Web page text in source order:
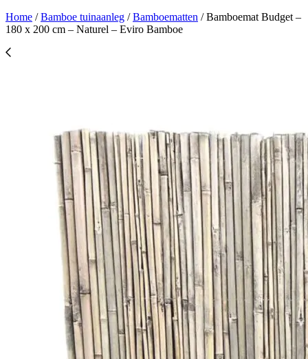
Home /Bamboe tuinaanleg /Bamboematten /Bamboemat Budget –
180 x 200 cm – Naturel – Eviro Bamboe